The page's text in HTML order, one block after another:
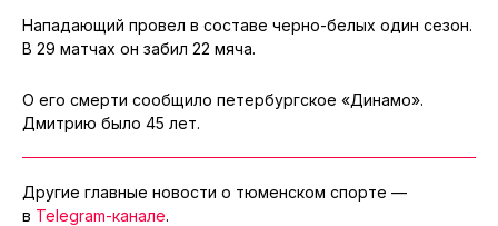
Нападающий провел в составе черно-белых один сезон.
В 29 матчах он забил 22 мяча.
О его смерти сообщило петербургское «Динамо».
Дмитрию было 45 лет.
Другие главные новости о тюменском спорте —
в Telegram-канале.